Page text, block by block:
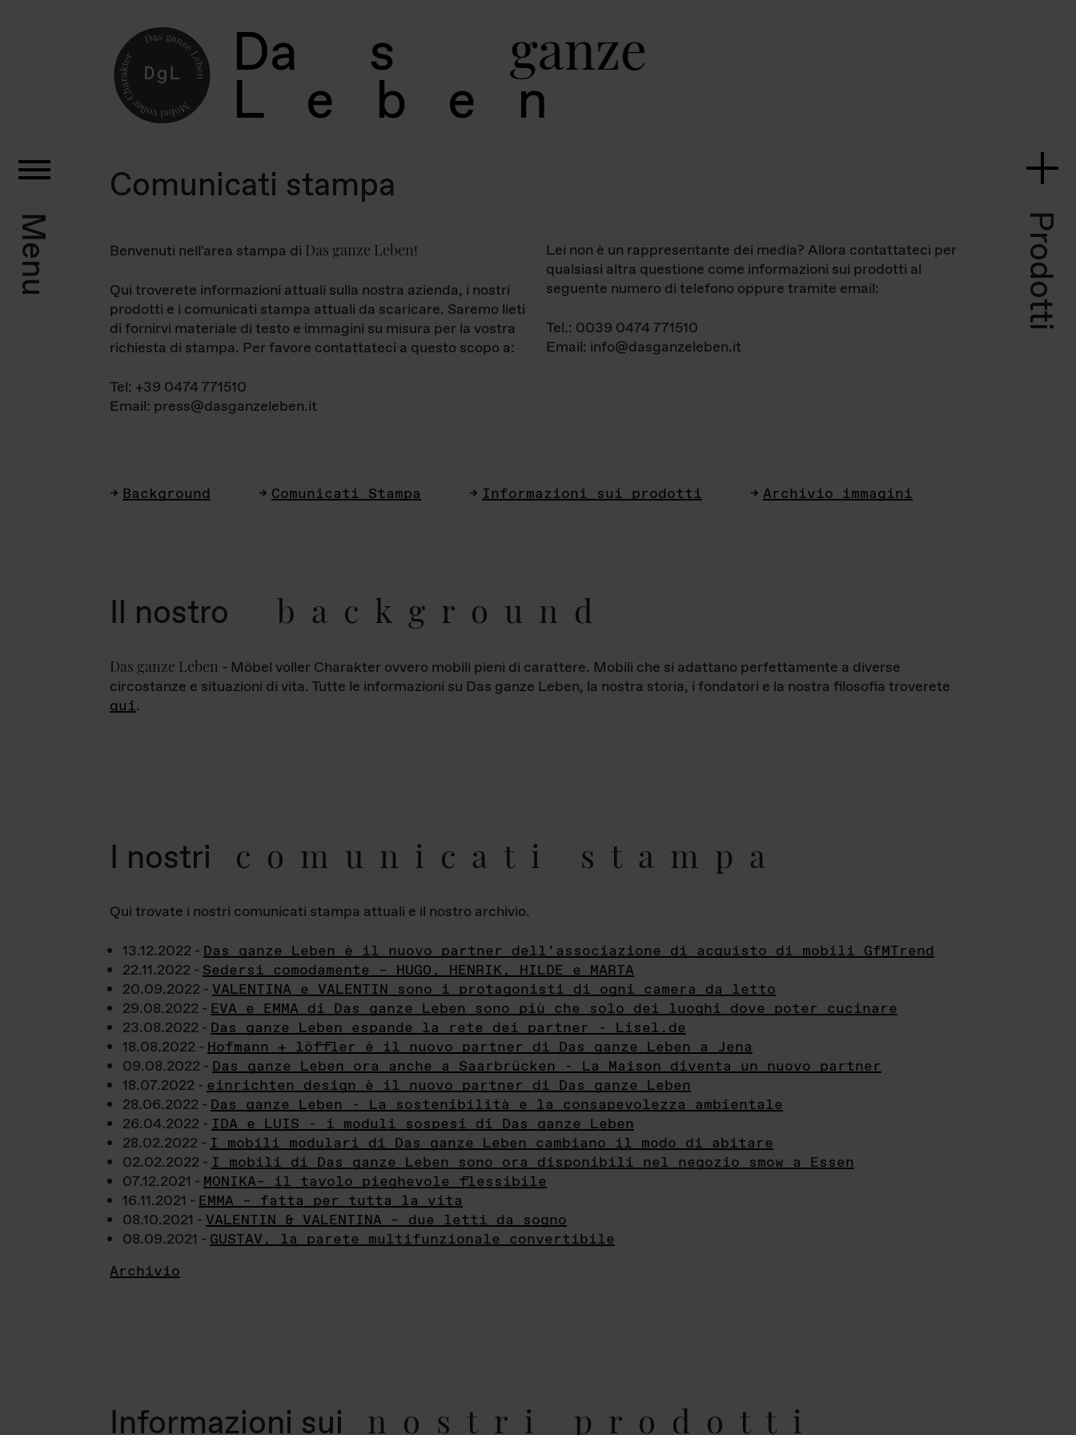
Da s ganz
L e b
Menu Prodotti
Comunicati stampa
Benvenuti nell'area stampa di Das ganze Leben!
Qui troverete informazioni attuali sulla nostra azienda, i nostri
prodotti e i comunicati stampa attuali da scaricare. Saremo lieti
di fornirvi materiale di testo e immagini su misura per la vostra
richiesta di stampa. Per favore contattateci a questo scopo a:
Tel: +39 0474 771510
Email: press@dasganzeleben.it
Lei non è un rappresentante dei media? Allora contattateci per
qualsiasi altra questione come informazioni sui prodotti al
seguente numero di telefono oppure tramite email:
Tel.: 0039 0474 771510
Email: info@dasganzeleben.it
Background Comunicati Stampa Informazioni sui prodotti Archivio immagini
Il nostro background
Das ganze Leben - Möbel voller Charakter ovvero mobili pieni di carattere. Mobili che si adattano perfettamente a diverse
circostanze e situazioni di vita. Tutte le informazioni su Das ganze Leben, la nostra storia, i fondatori e la nostra filosofia troverete
qui.
I nostri comunicati stampa
Qui trovate i nostri comunicati stampa attuali e il nostro archivio.
13.12.2022 - Das ganze Leben è il nuovo partner dell’associazione di acquisto di mobili GfMTrend
22.11.2022 - Sedersi comodamente – HUGO, HENRIK, HILDE e MARTA
20.09.2022 - VALENTINA e VALENTIN sono i protagonisti di ogni camera da letto
29.08.2022 - EVA e EMMA di Das ganze Leben sono più che solo dei luoghi dove poter cucinare
23.08.2022 - Das ganze Leben espande la rete dei partner - Lisel.de
18.08.2022 - Hofmann + löffler è il nuovo partner di Das ganze Leben a Jena
09.08.2022 - Das ganze Leben ora anche a Saarbrücken - La Maison diventa un nuovo partner
18.07.2022 - einrichten design è il nuovo partner di Das ganze Leben
28.06.2022 - Das ganze Leben - La sostenibilità e la consapevolezza ambientale
26.04.2022 - IDA e LUIS - i moduli sospesi di Das ganze Leben
28.02.2022 - I mobili modulari di Das ganze Leben cambiano il modo di abitare
02.02.2022 - I mobili di Das ganze Leben sono ora disponibili nel negozio smow a Essen
07.12.2021 - MONIKA– il tavolo pieghevole flessibile
16.11.2021 - EMMA – fatta per tutta la vita
08.10.2021 - VALENTIN & VALENTINA – due letti da sogno
08.09.2021 - GUSTAV, la parete multifunzionale convertibile
Archivio
Informazioni sui nostri prodotti